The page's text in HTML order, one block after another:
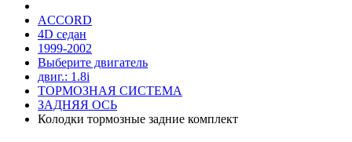
ACCORD
4D седан
1999-2002
Выберите двигатель
двиг.: 1.8i
ТОРМОЗНАЯ СИСТЕМА
ЗАДНЯЯ ОСЬ
Колодки тормозные задние комплект